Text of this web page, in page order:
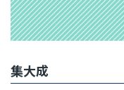
集大成